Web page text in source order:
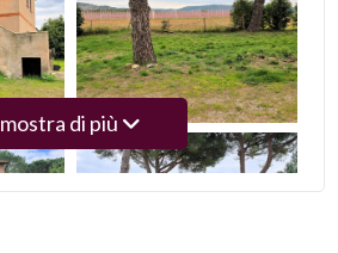
mostra di più